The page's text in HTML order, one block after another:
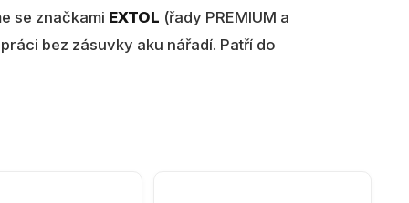
se značkami EXTOL (řady PREMIUM a
bez zásuvky aku nářadí. Patří do